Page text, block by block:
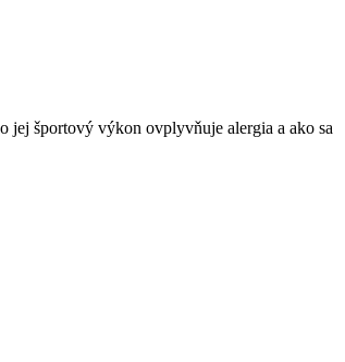
jej športový výkon ovplyvňuje alergia a ako sa